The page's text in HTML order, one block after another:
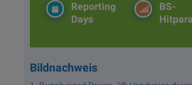
BS-
Reporting
Days
Bildnachweis